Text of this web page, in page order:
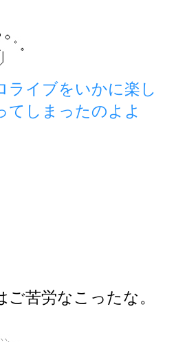
ライブをいかに楽し
てしまったのよよ
苦労なこったな。